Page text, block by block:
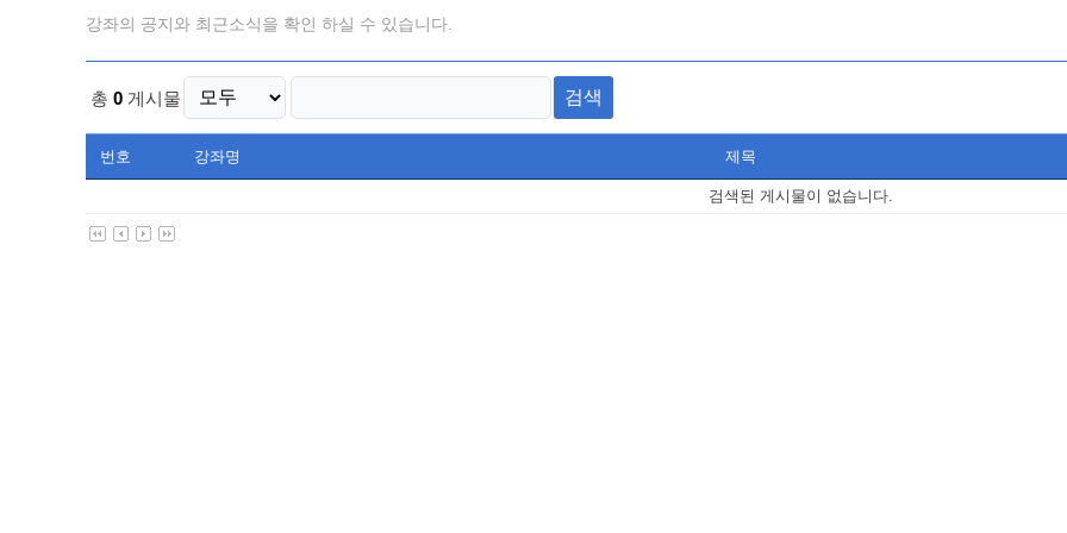
강좌의 공지와 최근소식을 확인 하실 수 있습니다.
총 0 게시물 검색
번호 강좌명 제목
검색된 게시물이 없습니다.